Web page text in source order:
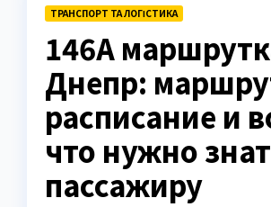
ТРАНСПОРТ ТА ЛОГІСТИКА
146А
Днепр:
расписание и
что нужно
пассажиру